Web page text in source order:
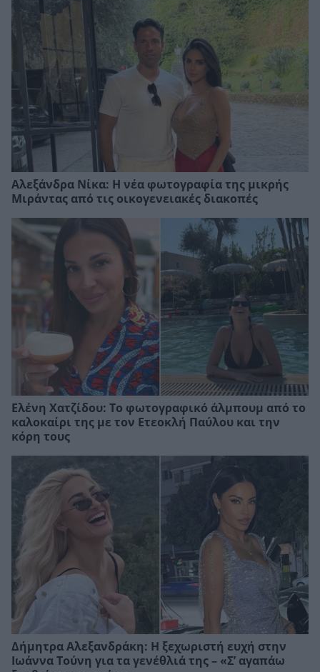
Αλεξάνδρα Νίκα: Η νέα φωτογραφία της μικρής
Μιράντας από τις οικογενειακές διακοπές
Ελένη Χατζίδου: Το φωτογραφικό άλμπουμ από το
καλοκαίρι της με τον Ετεοκλή Παύλου και την
κόρη τους
Δήμητρα Αλεξανδράκη: Η ξεχωριστή ευχή στην
Ιωάννα Τούνη για τα γενέθλιά της – «Σ’ αγαπάω